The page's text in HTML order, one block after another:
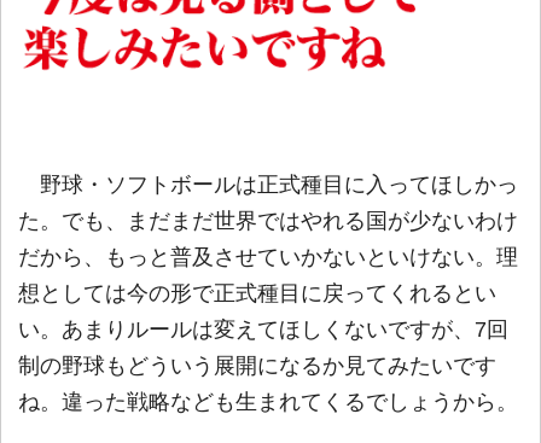
野球・ソフトボールは正式種目に入ってほしかっ
た。でも、まだまだ世界ではやれる国が少ないわけ
だから、もっと普及させていかないといけない。理
想としては今の形で正式種目に戻ってくれるとい
い。あまりルールは変えてほしくないですが、7回
制の野球もどういう展開になるか見てみたいです
ね。違った戦略なども生まれてくるでしょうから。